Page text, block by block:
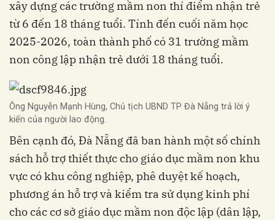
xây dựng các trường mầm non thí điểm nhận trẻ
từ 6 đến 18 tháng tuổi. Tính đến cuối năm học
2025-2026, toàn thành phố có 31 trường mầm
non công lập nhận trẻ dưới 18 tháng tuổi.
Ông Nguyễn Mạnh Hùng, Chủ tịch UBND TP Đà Nẵng trả lời ý
kiến của người lao động.
Bên cạnh đó, Đà Nẵng đã ban hành một số chính
sách hỗ trợ thiết thực cho giáo dục mầm non khu
vực có khu công nghiệp, phê duyệt kế hoạch,
phương án hỗ trợ và kiểm tra sử dụng kinh phí
cho các cơ sở giáo dục mầm non độc lập (dân lập,